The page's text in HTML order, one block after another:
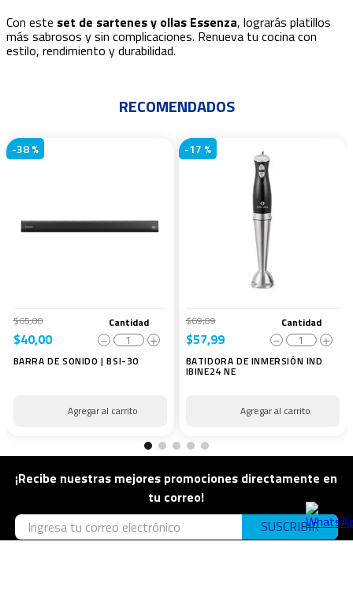
Con este set de sartenes y ollas Essenza, lograrás platillos
más sabrosos y sin complicaciones. Renueva tu cocina con
estilo, rendimiento y durabilidad.
RECOMENDADOS
-38 %
$65,00
$40,00
Cantidad
＋
－
BARRA DE SONIDO | BSI-30
-17 %
$69,89
$57,99
Cantidad
＋
－
BATIDORA DE INMERSIÓN IND
IBINE24 NE
¡Recibe nuestras mejores promociones directamente en
tu correo!
SUSCRIBIR